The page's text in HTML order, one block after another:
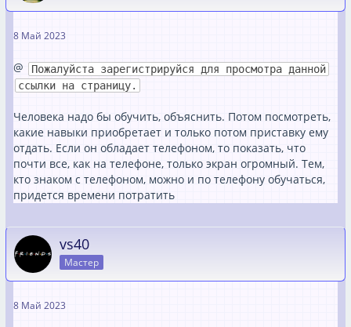
8 Май 2023
@
Пожалуйста зарегистрируйся для просмотра данной
ссылки на страницу.
Человека надо бы обучить, объяснить. Потом посмотреть,
какие навыки приобретает и только потом приставку ему
отдать. Если он обладает телефоном, то показать, что
почти все, как на телефоне, только экран огромный. Тем,
кто знаком с телефоном, можно и по телефону обучаться,
придется времени потратить
vs40
Мастер
8 Май 2023